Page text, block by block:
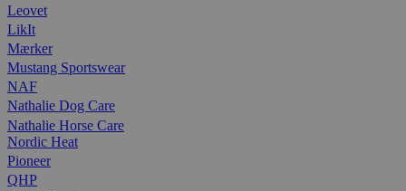
Leovet
LikIt
Mærker
Mustang Sportswear
NAF
Nathalie Dog Care
Nathalie Horse Care
Nordic Heat
Pioneer
QHP